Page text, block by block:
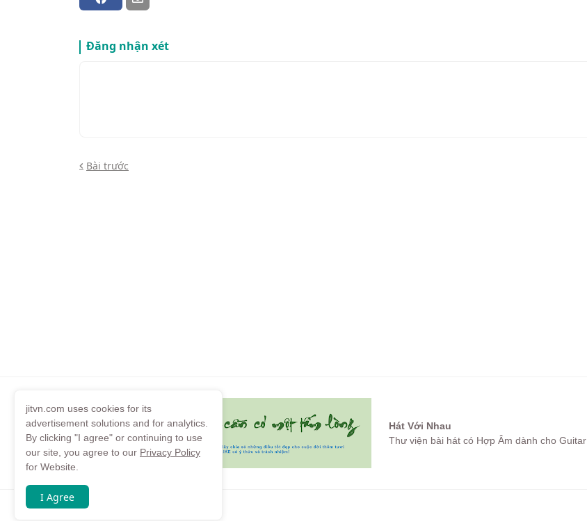
Đăng nhận xét
Bài trước
Hát Với Nhau
Thư viện bài hát có Hợp Âm dành cho Guitar
Copyright by
jitvn.com uses cookies for its
advertisement solutions and for analytics.
By clicking "I agree" or continuing to use
our site, you agree to our Privacy Policy
for Website.
I Agree